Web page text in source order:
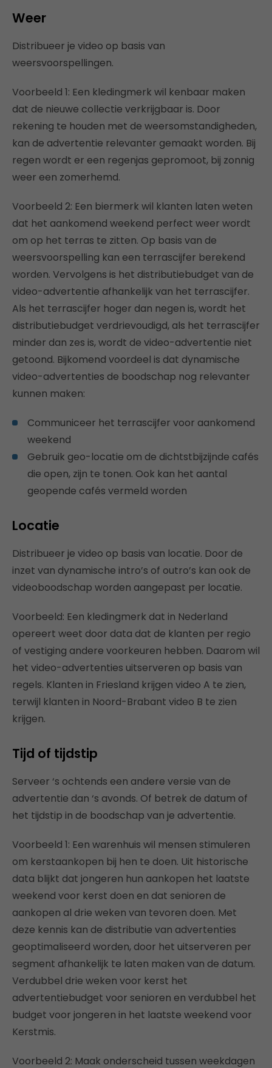
Weer
Distribueer je video op basis van
weersvoorspellingen.
Voorbeeld 1: Een kledingmerk wil kenbaar maken
dat de nieuwe collectie verkrijgbaar is. Door
rekening te houden met de weersomstandigheden,
kan de advertentie relevanter gemaakt worden. Bij
regen wordt er een regenjas gepromoot, bij zonnig
weer een zomerhemd.
Voorbeeld 2: Een biermerk wil klanten laten weten
dat het aankomend weekend perfect weer wordt
om op het terras te zitten. Op basis van de
weersvoorspelling kan een terrascijfer berekend
worden. Vervolgens is het distributiebudget van de
video-advertentie afhankelijk van het terrascijfer.
Als het terrascijfer hoger dan negen is, wordt het
distributiebudget verdrievoudigd, als het terrascijfer
minder dan zes is, wordt de video-advertentie niet
getoond. Bijkomend voordeel is dat dynamische
video-advertenties de boodschap nog relevanter
kunnen maken:
Communiceer het terrascijfer voor aankomend
weekend
Gebruik geo-locatie om de dichtstbijzijnde cafés
die open, zijn te tonen. Ook kan het aantal
geopende cafés vermeld worden
Locatie
Distribueer je video op basis van locatie. Door de
inzet van dynamische intro’s of outro’s kan ook de
videoboodschap worden aangepast per locatie.
Voorbeeld: Een kledingmerk dat in Nederland
opereert weet door data dat de klanten per regio
of vestiging andere voorkeuren hebben. Daarom wil
het video-advertenties uitserveren op basis van
regels. Klanten in Friesland krijgen video A te zien,
terwijl klanten in Noord-Brabant video B te zien
krijgen.
Tijd of tijdstip
Serveer ‘s ochtends een andere versie van de
advertentie dan ‘s avonds. Of betrek de datum of
het tijdstip in de boodschap van je advertentie.
Voorbeeld 1: Een warenhuis wil mensen stimuleren
om kerstaankopen bij hen te doen. Uit historische
data blijkt dat jongeren hun aankopen het laatste
weekend voor kerst doen en dat senioren de
aankopen al drie weken van tevoren doen. Met
deze kennis kan de distributie van advertenties
geoptimaliseerd worden, door het uitserveren per
segment afhankelijk te laten maken van de datum.
Verdubbel drie weken voor kerst het
advertentiebudget voor senioren en verdubbel het
budget voor jongeren in het laatste weekend voor
Kerstmis.
Voorbeeld 2: Maak onderscheid tussen weekdagen